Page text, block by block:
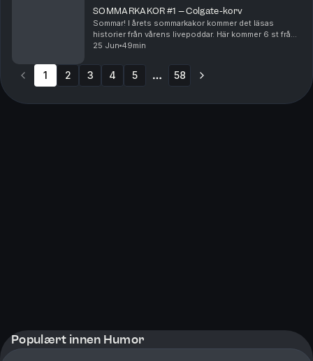
SOMMARKAKOR #1 – Colgate-korv
Sommar! I årets sommarkakor kommer det läsas
historier från vårens livepoddar. Här kommer 6 st från
Skellefteå!Detta avsnitt finns också filmat på YouTube!
25 Jun 49min
1 2 3 4 5 58
Populært innen Humor